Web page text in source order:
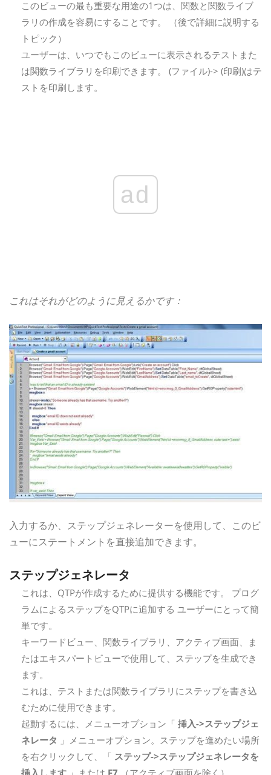
このビューの最も重要な用途の1つは、関数と関数ライブ
ラリの作成を容易にすることです。 （後で詳細に説明する
トピック）
ユーザーは、いつでもこのビューに表示されるテストまた
は関数ライブラリを印刷できます。 (ファイル)-> (印刷)はテ
ストを印刷します。
ad
これはそれがどのように見えるかです：
入力するか、ステップジェネレーターを使用して、このビ
ューにステートメントを直接追加できます。
ステップジェネレータ
これは、QTPが作成するために提供する機能です。 プログ
ラムによるステップをQTPに追加する ユーザーにとって簡
単です。
キーワードビュー、関数ライブラリ、アクティブ画面、ま
たはエキスパートビューで使用して、ステップを生成でき
ます。
これは、テストまたは関数ライブラリにステップを書き込
むために使用できます。
起動するには、メニューオプション「 挿入->ステップジェ
ネレータ 」メニューオプション。ステップを進めたい場所
を右クリックして、「 ステップ->ステップジェネレータを
挿入します 」または F7 （アクティブ画面を除く）